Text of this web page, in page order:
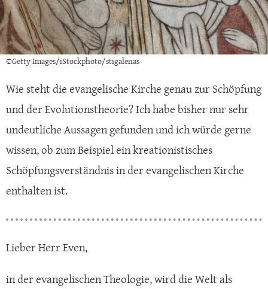
©Getty Images/iStockphoto/stigalenas
Wie steht die evangelische Kirche genau zur Schöpfung
und der Evolutionstheorie? Ich habe bisher nur sehr
undeutliche Aussagen gefunden und ich würde gerne
wissen, ob zum Beispiel ein kreationistisches
Schöpfungsverständnis in der evangelischen Kirche
enthalten ist.
Lieber Herr Even,
in der evangelischen Theologie, wird die Welt als